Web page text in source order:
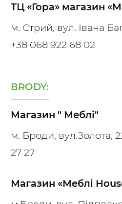
ТЦ «Гора» магазин
м. Стрий, вул. Івана
+38 068 922 68 02
BRODY:
Магазин " Меблі"
м. Броди, вул.Золота,
27 27
Магазин «Меблі